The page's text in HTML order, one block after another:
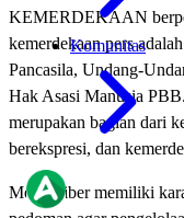
Komunitas
KEMERDEKAAN
kemerdekaan pers
Pancasila, Undang-
Hak Asasi Manusia
merupakan bagian dari
berekspresi, dan
Media siber memiliki